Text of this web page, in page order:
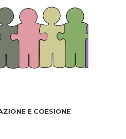
E COESIONE